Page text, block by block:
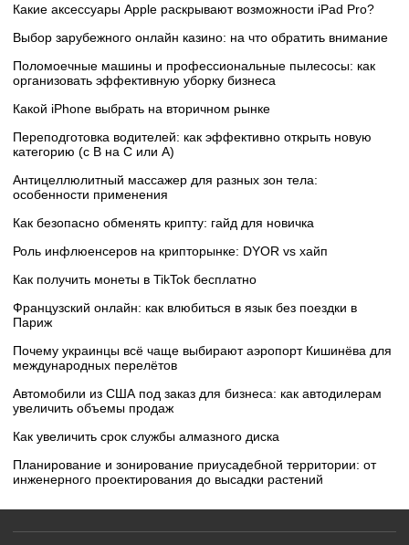
Какие аксессуары Apple раскрывают возможности iPad Pro?
Выбор зарубежного онлайн казино: на что обратить внимание
Поломоечные машины и профессиональные пылесосы: как
организовать эффективную уборку бизнеса
Какой iPhone выбрать на вторичном рынке
Переподготовка водителей: как эффективно открыть новую
категорию (с B на C или А)
Антицеллюлитный массажер для разных зон тела:
особенности применения
Как безопасно обменять крипту: гайд для новичка
Роль инфлюенсеров на крипторынке: DYOR vs хайп
Как получить монеты в TikTok бесплатно
Французский онлайн: как влюбиться в язык без поездки в
Париж
Почему украинцы всё чаще выбирают аэропорт Кишинёва для
международных перелётов
Автомобили из США под заказ для бизнеса: как автодилерам
увеличить объемы продаж
Как увеличить срок службы алмазного диска
Планирование и зонирование приусадебной территории: от
инженерного проектирования до высадки растений